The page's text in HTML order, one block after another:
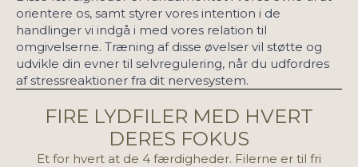
orientere os, samt styrer vores intention i de
handlinger vi indgå i med vores relation til
omgivelserne. Træning af disse øvelser vil støtte og
udvikle din evner til selvregulering, når du udfordres
af stressreaktioner fra dit nervesystem.
FIRE LYDFILER MED HVERT
DERES FOKUS
Et for hvert at de 4 færdigheder. Filerne er til fri